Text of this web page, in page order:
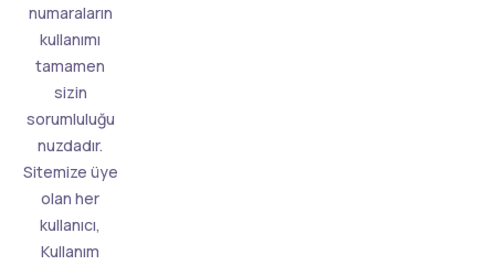
numaraların
kullanımı
tamamen
sizin
sorumluluğu
nuzdadır.
Sitemize üye
olan her
kullanıcı,
Kullanım